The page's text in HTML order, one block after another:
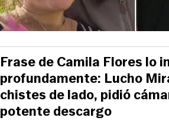
Frase de Camila Flores lo
profundamente: Lucho
chistes de lado, pidió
potente descargo